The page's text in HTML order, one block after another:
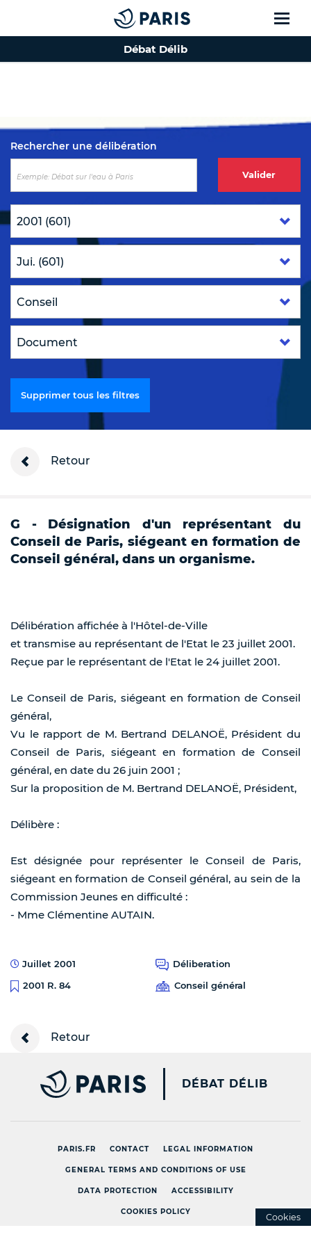
Top of the page
Débat Délib
Rechercher une délibération
Valider
Supprimer tous les filtres
Retour
G - Désignation d'un représentant du
Conseil de Paris, siégeant en formation de
Conseil général, dans un organisme.
Délibération affichée à l'Hôtel-de-Ville
et transmise au représentant de l'Etat le 23 juillet 2001.
Reçue par le représentant de l'Etat le 24 juillet 2001.
Le Conseil de Paris, siégeant en formation de Conseil
général,
Vu le rapport de M. Bertrand DELANOË, Président du
Conseil de Paris, siégeant en formation de Conseil
général, en date du 26 juin 2001 ;
Sur la proposition de M. Bertrand DELANOË, Président,
Délibère :
Est désignée pour représenter le Conseil de Paris,
siégeant en formation de Conseil général, au sein de la
Commission Jeunes en difficulté :
- Mme Clémentine AUTAIN.
Juillet 2001
Déliberation
2001 R. 84
Conseil général
Retour
PARIS.FR [NEW
DÉBAT DÉLIB
PARIS.FR CONTACT LEGAL INFORMATION
GENERAL TERMS AND CONDITIONS OF USE
DATA PROTECTION ACCESSIBILITY
COOKIES POLICY